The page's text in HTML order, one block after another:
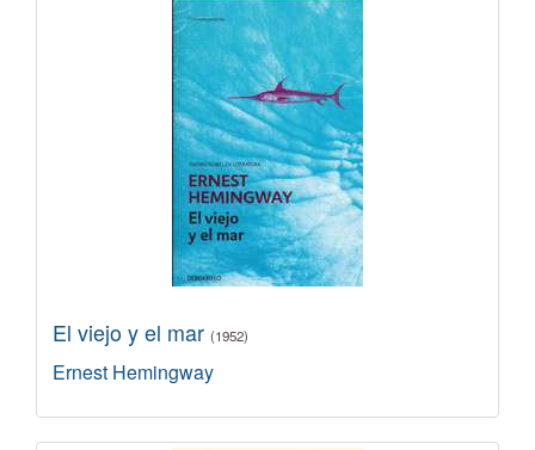
El viejo y el mar (1952)
Ernest Hemingway